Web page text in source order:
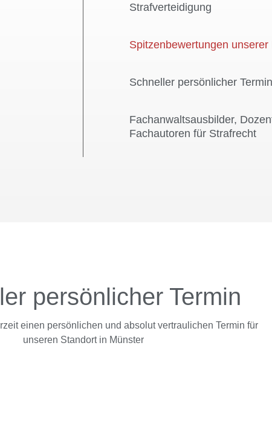
Strafverteidigung
Spitzenbewertungen unserer
Schneller persönlicher
Fachanwaltsausbilder,
Fachautoren für Strafrecht
persönlicher Termin
einen persönlichen und absolut vertraulichen Termin für
unseren Standort in Münster